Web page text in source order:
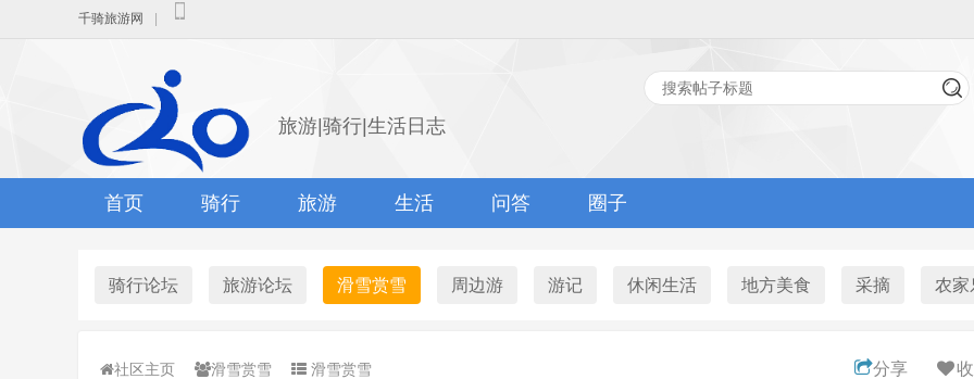
千骑旅游网
旅游|骑行|生活日志
首页 骑行 旅游 生活 问答 圈子
骑行论坛 旅游论坛 滑雪赏雪 周边游 游记 休闲生活 地方美食 采摘 农家
社区主页 滑雪赏雪 滑雪赏雪 分享